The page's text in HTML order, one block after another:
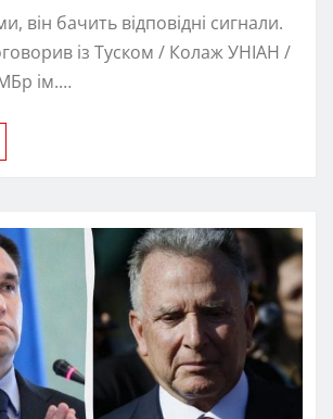
він бачить відповідні сигнали.
із Туском / Колаж УНІАН /
ім.…